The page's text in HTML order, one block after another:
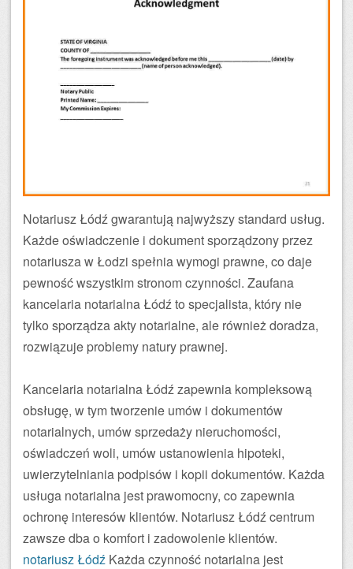
Notariusz Łódź gwarantują najwyższy standard usług.
Każde oświadczenie i dokument sporządzony przez
notariusza w Łodzi spełnia wymogi prawne, co daje
pewność wszystkim stronom czynności. Zaufana
kancelaria notarialna Łódź to specjalista, który nie
tylko sporządza akty notarialne, ale również doradza,
rozwiązuje problemy natury prawnej.
Kancelaria notarialna Łódź zapewnia kompleksową
obsługę, w tym tworzenie umów i dokumentów
notarialnych, umów sprzedaży nieruchomości,
oświadczeń woli, umów ustanowienia hipoteki,
uwierzytelniania podpisów i kopii dokumentów. Każda
usługa notarialna jest prawomocny, co zapewnia
ochronę interesów klientów. Notariusz Łódź centrum
zawsze dba o komfort i zadowolenie klientów.
notariusz Łódź Każda czynność notarialna jest